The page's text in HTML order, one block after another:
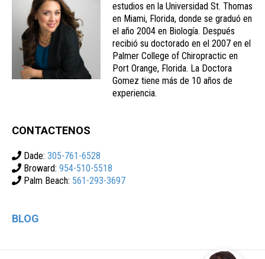
estudios en la Universidad St. Thomas
en Miami, Florida, donde se graduó en
el año 2004 en Biología. Después
recibió su doctorado en el 2007 en el
Palmer College of Chiropractic en
Port Orange, Florida. La Doctora
Gomez tiene más de 10 años de
experiencia.
CONTACTENOS
Dade: 305-761-6528
Broward: 954-510-5518
Palm Beach: 561-293-3697
BLOG